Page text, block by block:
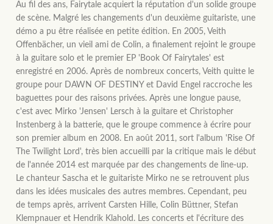
Au fil des ans, Fairytale acquiert la réputation d'un solide groupe
de scène. Malgré les changements d'un deuxième guitariste, une
démo a pu être réalisée en petite édition. En 2005, Veith
Offenbächer, un vieil ami de Colin, a finalement rejoint le groupe
à la guitare solo et le premier EP 'Book Of Fairytales' est
enregistré en 2006. Après de nombreux concerts, Veith quitte le
groupe pour DAWN OF DESTINY et David Engel raccroche les
baguettes pour des raisons privées. Après une longue pause,
c'est avec Mirko 'Jensen' Lersch à la guitare et Christopher
Instenberg à la batterie, que le groupe commence à écrire pour
son premier album en 2008. En août 2011, sort l'album 'Rise Of
The Twilight Lord', très bien accueilli par la critique mais le début
de l'année 2014 est marquée par des changements de line-up.
Le chanteur Sascha et le guitariste Mirko ne se retrouvent plus
dans les idées musicales des autres membres. Cependant, peu
de temps après, arrivent Carsten Hille, Colin Büttner, Stefan
Klempnauer et Hendrik Klahold. Les concerts et l'écriture des